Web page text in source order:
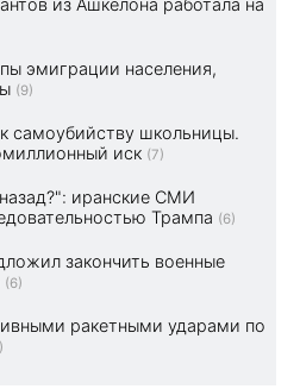
из Ашкелона работала на
эмиграции населения,
(9)
самоубийству школьницы.
иск (7)
иранские СМИ
Трампа (6)
закончить военные
(6)
ракетными ударами по